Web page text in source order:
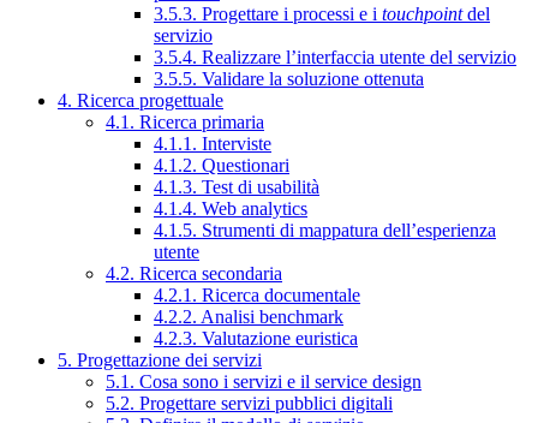
3.5.3. Progettare i processi e i touchpointdel
servizio
3.5.4. Realizzare l’interfaccia utente del servizio
3.5.5. Validare la soluzione ottenuta
4. Ricerca progettuale
4.1. Ricerca primaria
4.1.1. Interviste
4.1.2. Questionari
4.1.3. Test di usabilità
4.1.4. Web analytics
4.1.5. Strumenti di mappatura dell’esperienza
utente
4.2. Ricerca secondaria
4.2.1. Ricerca documentale
4.2.2. Analisi benchmark
4.2.3. Valutazione euristica
5. Progettazione dei servizi
5.1. Cosa sono i servizi e il service design
5.2. Progettare servizi pubblici digitali